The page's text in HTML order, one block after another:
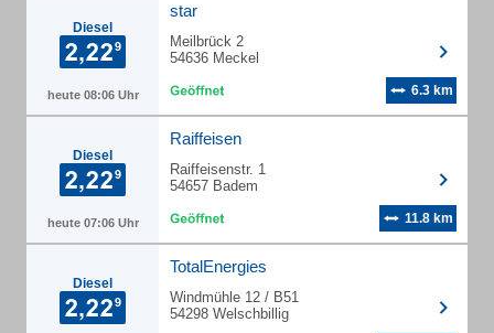
Diesel
heute 08:06 Uhr
star
Meilbrück 2
54636 Meckel
6.3 km
Diesel
heute 07:06 Uhr
Raiffeisen
Raiffeisenstr. 1
54657 Badem
11.8 km
Diesel
TotalEnergies
Windmühle 12 / B51
54298 Welschbillig